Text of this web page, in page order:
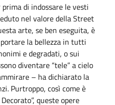
di indossare le vesti
nel valore della Street
arte, se ben eseguita, è
la bellezza in tutti
e degradati, o sui
diventare “tele” a cielo
– ha dichiarato la
Purtroppo, così come è
queste opere